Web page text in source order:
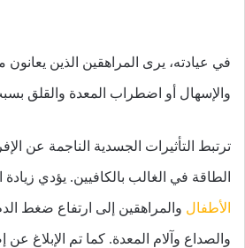
في عيادته، يرى المراهقين الذين
والإسهال أو اضطراب المعدة والقلق
ترتبط التأثيرات الجسدية الناجمة عن
الطاقة في الغالب بالكافيين. يؤدي
الأطفال والمراهقين إلى ارتفاع ضغط
والصداع وآلام المعدة. كما تم الإبلاغ